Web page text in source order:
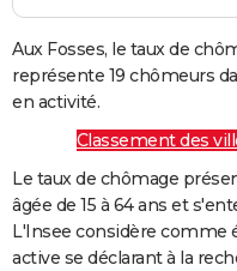
Aux Fosses, le taux de
représente 19 chômeurs
en activité.
Classement des
Le taux de chômage
âgée de 15 à 64 ans et
L'Insee considère comme
active se déclarant à la